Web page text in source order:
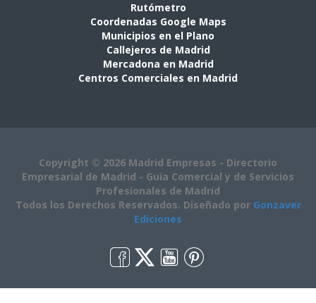
Rutómetro
Coordenadas Google Maps
Municipios en el Plano
Callejeros de Madrid
Mercadona en Madrid
Centros Comerciales en Madrid
Copyright © 2026 Madrid Empresas - Directorio
Empresarial de Madrid - Guia Comercial y de Servicios
Profesionales de Madrid
Todos los Derechos Reservados. Diseñado por Gonzaver
Ediciones